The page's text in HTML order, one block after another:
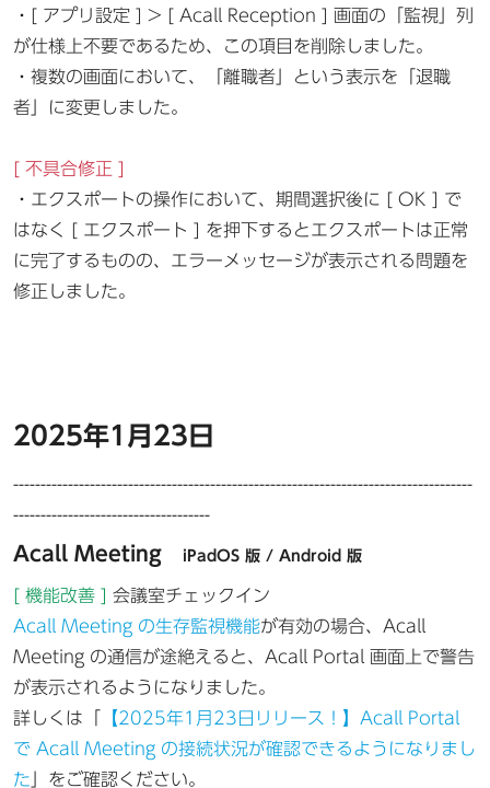
・[ アプリ設定 ] > [ Acall Reception ] 画面の「監視」列
が仕様上不要であるため、この項目を削除しました。
・複数の画面において、「離職者」という表示を「退職
者」に変更しました。
[ 不具合修正 ]
・エクスポートの操作において、期間選択後に [ OK ] で
はなく [ エクスポート ] を押下するとエクスポートは正常
に完了するものの、エラーメッセージが表示される問題を
修正しました。
2025年1月23日
------------------------------------------------------------------------------------
------------------------------------
Acall Meeting iPadOS 版 / Android 版
[ 機能改善 ] 会議室チェックイン
Acall Meeting の生存監視機能が有効の場合、Acall
Meeting の通信が途絶えると、Acall Portal 画面上で警告
が表示されるようになりました。
詳しくは「
【2025年1月23日リリース！】Acall Portal
で Acall Meeting の接続状況が確認できるようになりまし
た 」をご確認ください。